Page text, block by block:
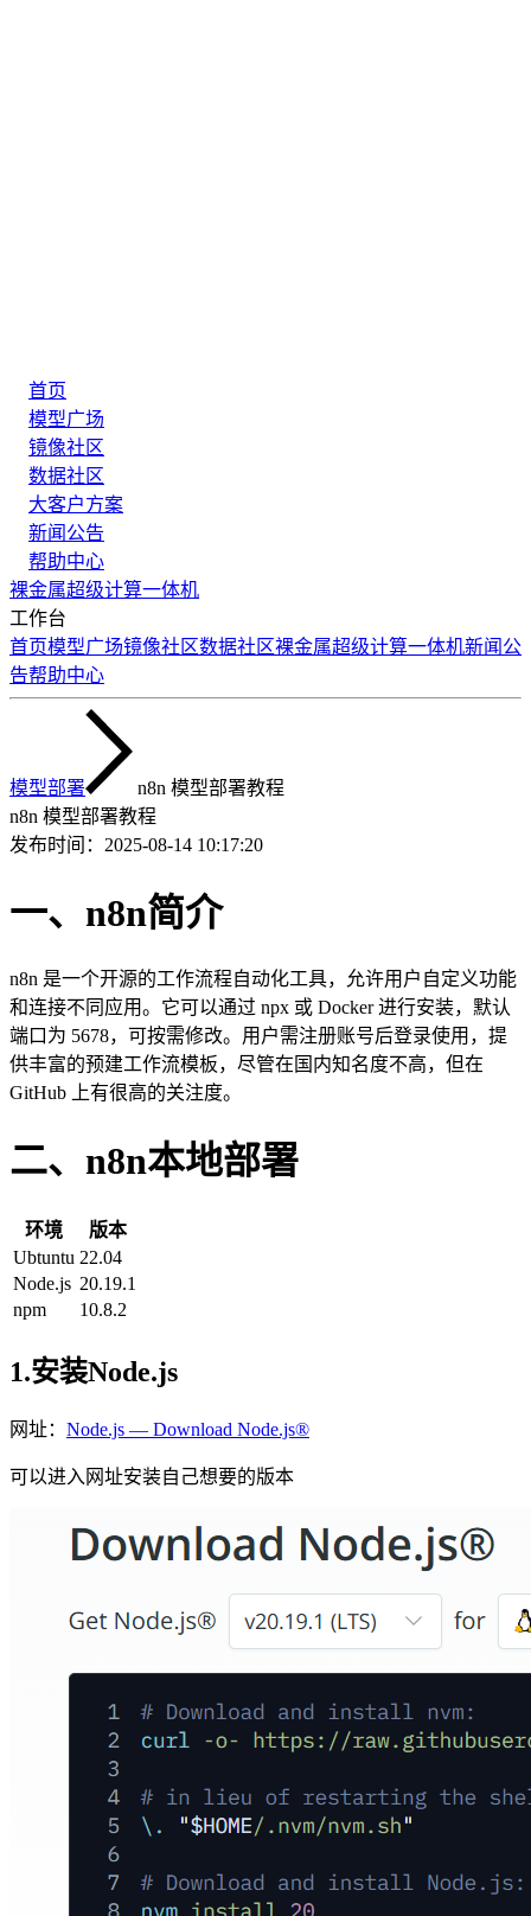
首页
模型广场
镜像社区
数据社区
大客户方案
新闻公告
帮助中心
裸金属超级计算一体机
工作台
首页模型广场镜像社区数据社区裸金属超级计算一体机新闻公
告帮助中心
模型部署
n8n 模型部署教程
n8n 模型部署教程
发布时间： 2025-08-14 10:17:20
一、n8n简介
n8n 是一个开源的工作流程自动化工具，允许用户自定义功能
和连接不同应用。它可以通过 npx 或 Docker 进行安装，默认
端口为 5678，可按需修改。用户需注册账号后登录使用，提
供丰富的预建工作流模板，尽管在国内知名度不高，但在
GitHub 上有很高的关注度。
二、n8n本地部署
环境
版本
Ubtuntu 22.04
Node.js 20.19.1
npm
10.8.2
1.安装Node.js
网址： Node.js — Download Node.js®
可以进入网址安装自己想要的版本